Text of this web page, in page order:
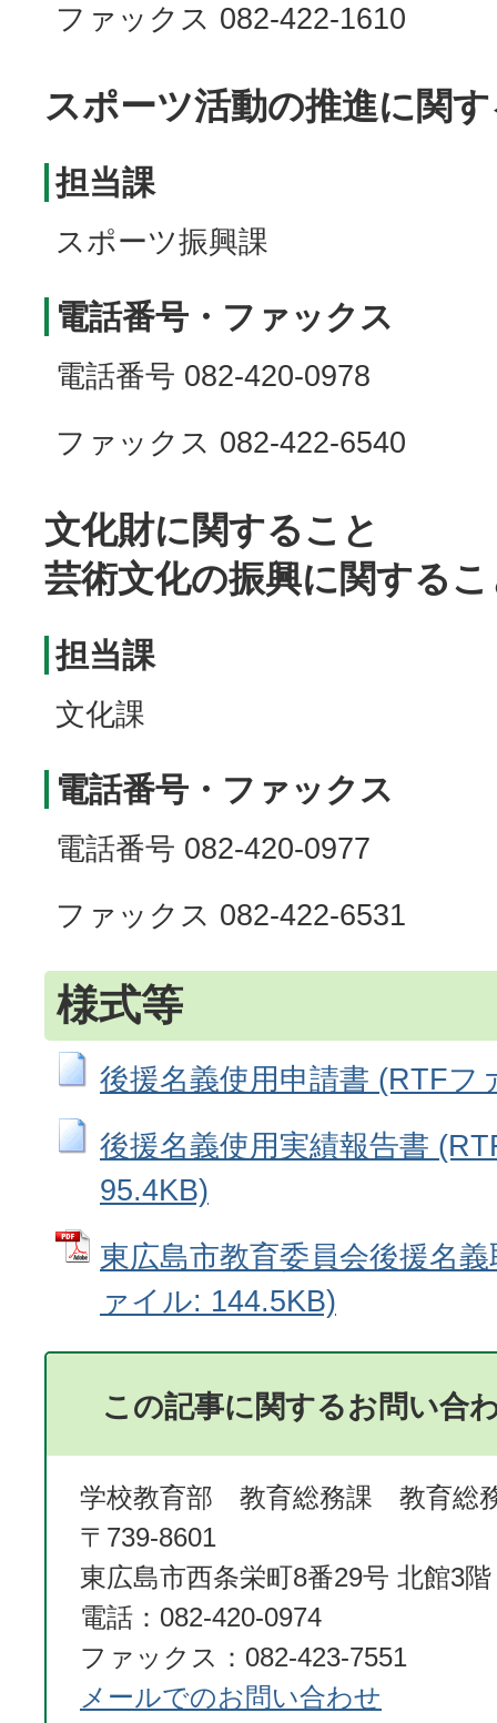
ファックス 082-422-1610
スポーツ活動の推進に関
担当課
スポーツ振興課
電話番号・ファックス
電話番号 082-420-0978
ファックス 082-422-6540
文化財に関すること
芸術文化の振興に関する
担当課
文化課
電話番号・ファックス
電話番号 082-420-0977
ファックス 082-422-6531
様式等
後援名義使用申請書 (RTFフ
後援名義使用実績報告書
95.4KB)
東広島市教育委員会後援名
ァイル: 144.5KB)
この記事に関するお問い合
学校教育部 教育総務課 教育総
〒739-8601
東広島市西条栄町8番29号 北館3階
電話：082-420-0974
ファックス：082-423-7551
メールでのお問い合わせ